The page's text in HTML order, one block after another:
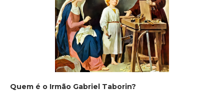
Quem é o Irmão Gabriel Taborin?